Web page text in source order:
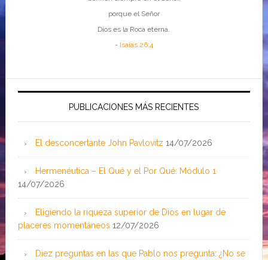
porque el Señor
Dios es la Roca eterna.
- Isaías 26:4
PUBLICACIONES MÁS RECIENTES
El desconcertante John Pavlovitz 14/07/2026
Hermenéutica – El Qué y el Por Qué: Módulo 1
14/07/2026
Eligiendo la riqueza superior de Dios en lugar de
placeres momentáneos 12/07/2026
Diez preguntas en las que Pablo nos pregunta: ¿No se